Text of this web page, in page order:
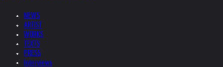
NEWS
ARTIST
WORKS
TEXTS
PRESS
Interviews